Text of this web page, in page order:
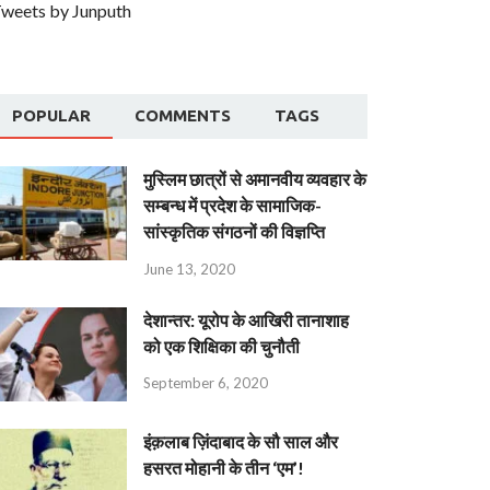
by Junputh
POPULAR COMMENTS TAGS
मुस्लिम छात्रों से अमानवीय व्यवहार के
सम्बन्ध में प्रदेश के सामाजिक-
सांस्कृतिक संगठनों की विज्ञप्ति
June 13, 2020
देशान्‍तर: यूरोप के आखिरी तानाशाह
को एक शिक्षिका की चुनौती
September 6, 2020
इंक़लाब ज़िंदाबाद के सौ साल और
हसरत मोहानी के तीन ‘एम’!